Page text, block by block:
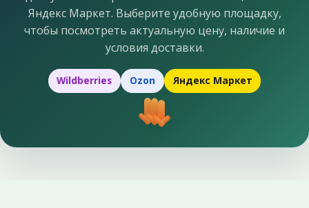
Яндекс Маркет. Выберите удобную площадку,
чтобы посмотреть актуальную цену, наличие и
условия доставки.
Wildberries Ozon Яндекс Маркет